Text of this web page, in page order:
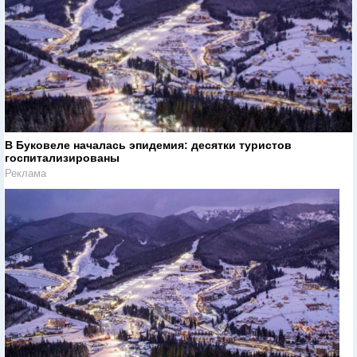
В Буковеле началась эпидемия: десятки туристов
госпитализированы
Реклама